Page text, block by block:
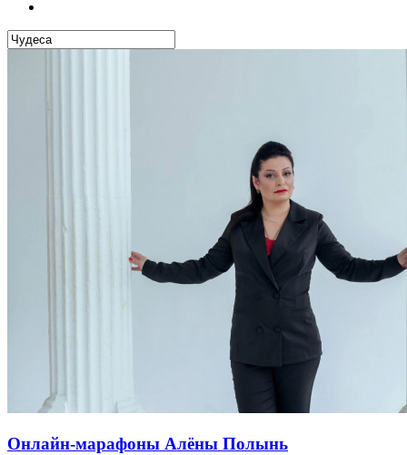
Онлайн-марафоны Алёны Полынь